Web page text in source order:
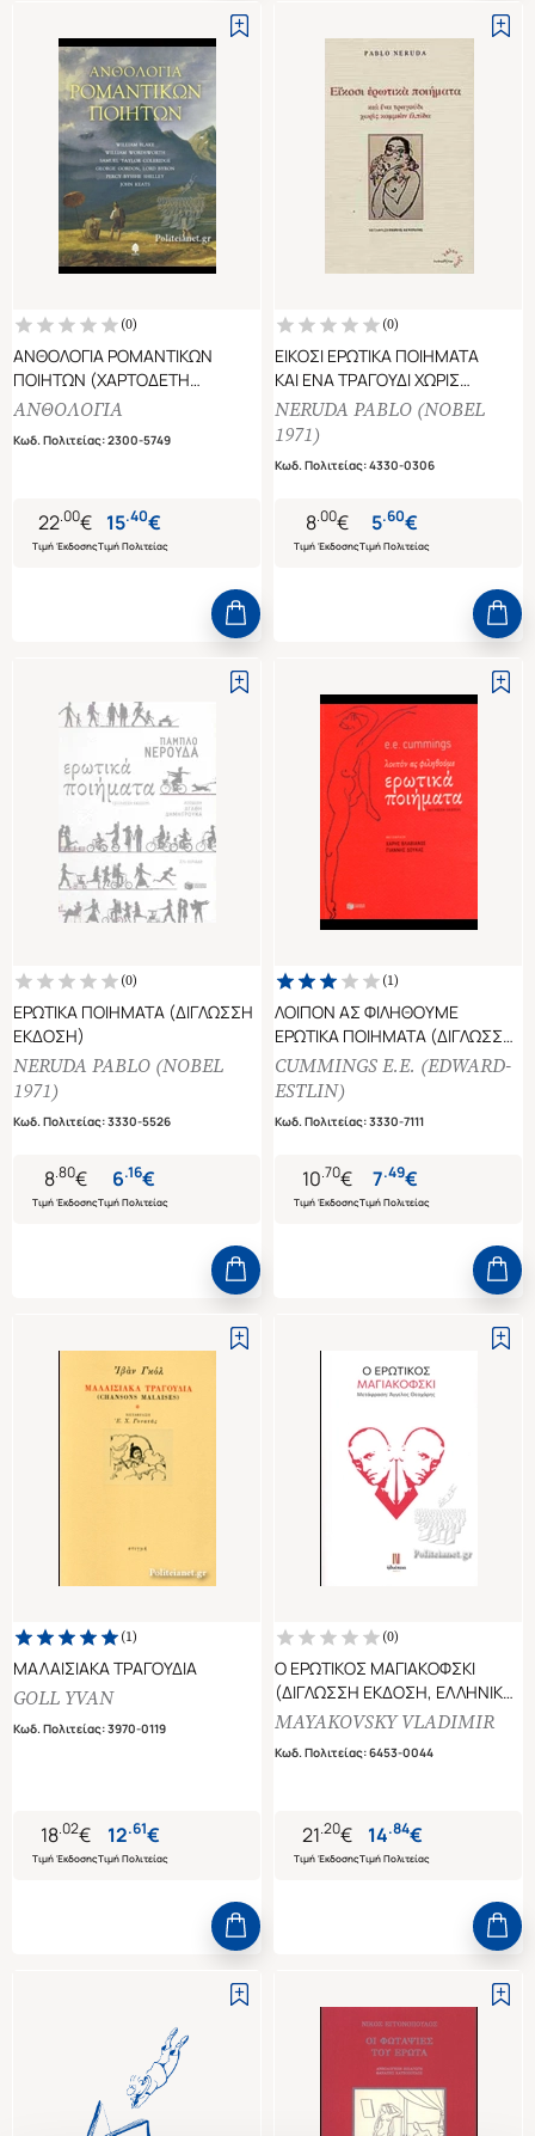
(0)
ΑΝΘΟΛΟΓΙΑ ΡΟΜΑΝΤΙΚΩΝ
ΠΟΙΗΤΩΝ (ΧΑΡΤΟΔΕΤΗ
ΕΚΔΟΣΗ)
ΑΝΘΟΛΟΓΙΑ
Κωδ. Πολιτείας:2300-5749
22.00€
Τιμή Έκδοσης
15.40€
Τιμή Πολιτείας
(0)
ΕΙΚΟΣΙ ΕΡΩΤΙΚΑ ΠΟΙΗΜΑΤΑ
ΚΑΙ ΕΝΑ ΤΡΑΓΟΥΔΙ ΧΩΡΙΣ
ΚΑΜΜΙΑΝ ΕΛΠΙΔΑ
NERUDA PABLO (NOBEL
1971)
Κωδ. Πολιτείας:4330-0306
8.00€
Τιμή Έκδοσης
5.60€
Τιμή Πολιτείας
(0)
ΕΡΩΤΙΚΑ ΠΟΙΗΜΑΤΑ (ΔΙΓΛΩΣΣΗ
ΕΚΔΟΣΗ)
NERUDA PABLO (NOBEL
1971)
Κωδ. Πολιτείας:3330-5526
8.80€
Τιμή Έκδοσης
6.16€
Τιμή Πολιτείας
(1)
ΛΟΙΠΟΝ ΑΣ ΦΙΛΗΘΟΥΜΕ
ΕΡΩΤΙΚΑ ΠΟΙΗΜΑΤΑ (ΔΙΓΛΩΣΣΗ
ΕΚΔΟΣΗ,ΕΛΛΗΝΙΚΑ-ΑΓΓΛΙΚΑ)
CUMMINGS E.E. (EDWARD-
ESTLIN)
Κωδ. Πολιτείας:3330-7111
10.70€
Τιμή Έκδοσης
7.49€
Τιμή Πολιτείας
(1)
ΜΑΛΑΙΣΙΑΚΑ ΤΡΑΓΟΥΔΙΑ
GOLL YVAN
Κωδ. Πολιτείας:3970-0119
18.02€
Τιμή Έκδοσης
12.61€
Τιμή Πολιτείας
(0)
Ο ΕΡΩΤΙΚΟΣ ΜΑΓΙΑΚΟΦΣΚΙ
(ΔΙΓΛΩΣΣΗ ΕΚΔΟΣΗ, ΕΛΛΗΝΙΚΑ
- ΡΩΣΙΚΑ)
MAYAKOVSKY VLADIMIR
Κωδ. Πολιτείας:6453-0044
21.20€
Τιμή Έκδοσης
14.84€
Τιμή Πολιτείας